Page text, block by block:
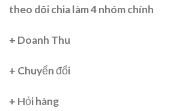
theo dõi chia làm 4 nhóm chính
+ Doanh Thu
+ Chuyển đổi
+ Hỏi hàng